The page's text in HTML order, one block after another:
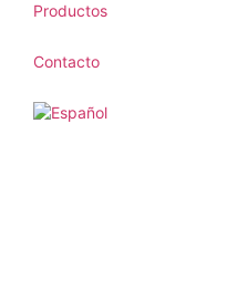
Productos
Contacto